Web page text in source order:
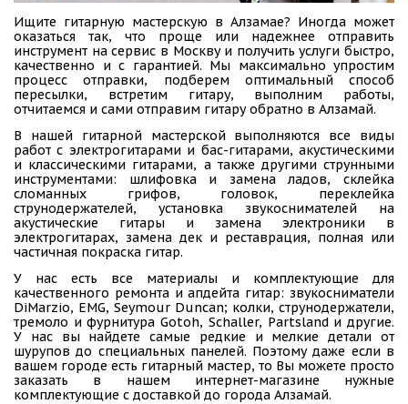
Ищите гитарную мастерскую в Алзамае? Иногда может
оказаться так, что проще или надежнее отправить
инструмент на сервис в Москву и получить услуги быстро,
качественно и с гарантией. Мы максимально упростим
процесс отправки, подберем оптимальный способ
пересылки, встретим гитару, выполним работы,
отчитаемся и сами отправим гитару обратно в Алзамай.
В нашей гитарной мастерской выполняются все виды
работ с электрогитарами и бас-гитарами, акустическими
и классическими гитарами, а также другими струнными
инструментами: шлифовка и замена ладов, склейка
сломанных грифов, головок, переклейка
струнодержателей, установка звукоснимателей на
акустические гитары и замена электроники в
электрогитарах, замена дек и реставрация, полная или
частичная покраска гитар.
У нас есть все материалы и комплектующие для
качественного ремонта и апдейта гитар: звукосниматели
DiMarzio, EMG, Seymour Duncan; колки, струнодержатели,
тремоло и фурнитура Gotoh, Schaller, Partsland и другие.
У нас вы найдете самые редкие и мелкие детали от
шурупов до специальных панелей. Поэтому даже если в
вашем городе есть гитарный мастер, то Вы можете просто
заказать в нашем интернет-магазине нужные
комплектующие с доставкой до города Алзамай.